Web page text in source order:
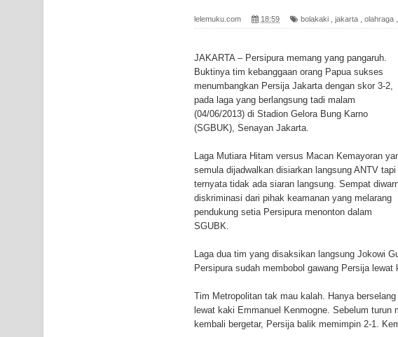
Lima Rumah Pribadi Terbakar Di Hamadi Jayapura Selatan
Gempa M3,3 Guncang Nabire, BMKG Imbau Waspada Susulan
Mama-Mama Pasar Lama Sentani Protes Tumpukan Sampah dengan
Polres Jayapura Terima Laporan Hilangnya Agustina Ester Bonsapia
Marthen Medlama Sebut Pemprov Papua Siapkan 1000 Kuota
BRI Region 18 Jayapura Salurkan Bantuan CSR untuk RS
Indonesia Turns Remote Papua Frontier into National Food Belt with
Mentan Tinjau Program Cetak Sawah dan Penanaman Padi di Merauke
Mantan Sekda Jayawijaya Jadi Tersangka Kasus Korupsi Jalan
lelemuku.com 18:59 bolakaki jakarta olahraga
JAKARTA – Persipura memang yang pangaruh.
Buktinya tim kebanggaan orang Papua sukses
menumbangkan Persija Jakarta dengan skor 3-2,
pada laga yang berlangsung tadi malam
(04/06/2013) di Stadion Gelora Bung Karno
(SGBUK), Senayan Jakarta.
Laga Mutiara Hitam versus Macan Kemayoran
semula dijadwalkan disiarkan langsung ANTV tapi
ternyata tidak ada siaran langsung. Sempat
diskriminasi dari pihak keamanan yang melarang
pendukung setia Persipura menonton dalam
SGUBK.
Laga dua tim yang disaksikan langsung Jokowi
Persipura sudah membobol gawang Persija lewat
Tim Metropolitan tak mau kalah. Hanya
lewat kaki Emmanuel Kenmogne. Sebelum turun
kembali bergetar, Persija balik memimpin 2-1.